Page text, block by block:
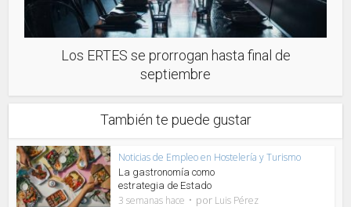
Los ERTES se prorrogan hasta final de
septiembre
También te puede gustar
Noticias de Empleo en Hostelería y Turismo
La gastronomía como
estrategia de Estado
3 semanas hace por Luis Pérez